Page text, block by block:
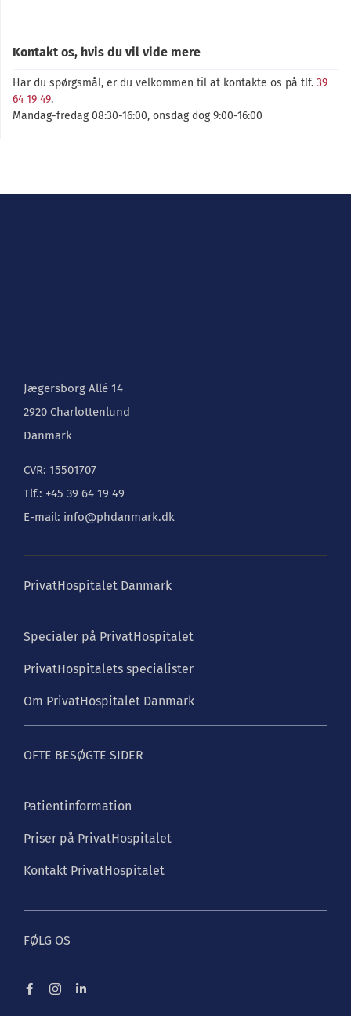
Kontakt os, hvis du vil vide mere
Har du spørgsmål, er du velkommen til at kontakte os på tlf. 39
64 19 49.
Mandag-fredag 08:30-16:00, onsdag dog 9:00-16:00
Jægersborg Allé 14
2920 Charlottenlund
Danmark
CVR: 15501707
Tlf.: +45 39 64 19 49
E-mail: info@phdanmark.dk
PrivatHospitalet Danmark
Specialer på PrivatHospitalet
PrivatHospitalets specialister
Om PrivatHospitalet Danmark
OFTE BESØGTE SIDER
Patientinformation
Priser på PrivatHospitalet
Kontakt PrivatHospitalet
FØLG OS